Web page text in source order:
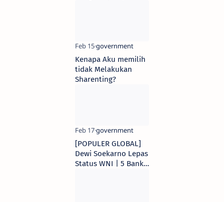
Kenapa Aku memilih
tidak Melakukan
Sharenting?
[POPULER GLOBAL]
Dewi Soekarno Lepas
Status WNI | 5 Bank